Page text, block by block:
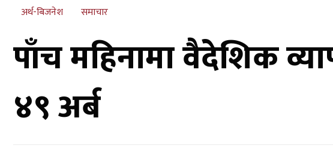
अर्थ-बिजनेश समाचार
पाँच महिनामा वैदेशिक
४९ अर्ब